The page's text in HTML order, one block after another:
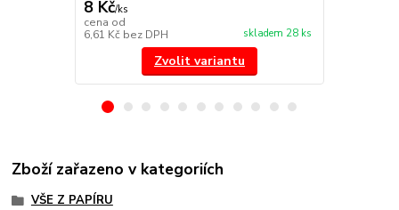
8 Kč/ks
cena od
6,61 Kč bez DPH skladem 28 ks
Zvolit variantu
Zboží zařazeno v kategoriích
VŠE Z PAPÍRU